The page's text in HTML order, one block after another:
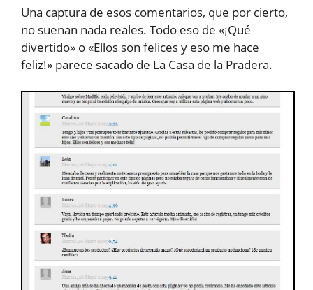
Una captura de esos comentarios, que por cierto,
no suenan nada reales. Todo eso de «¡Qué
divertido» o «Ellos son felices y eso me hace
feliz!» parece sacado de La Casa de la Pradera.